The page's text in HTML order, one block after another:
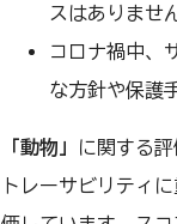
スはありません
コロナ禍中、
な方針や保護
「動物」
に関する
トレーサビリティ